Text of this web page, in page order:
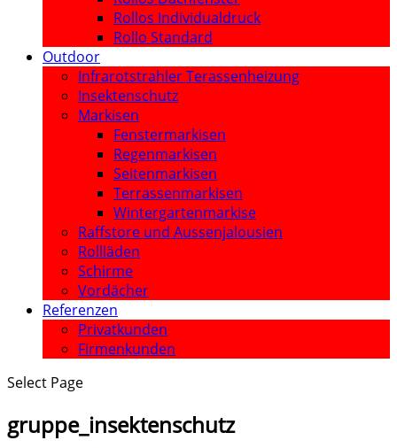
Rollos Individualdruck
Rollo Standard
Outdoor
Infrarotstrahler Terassenheizung
Insektenschutz
Markisen
Fenstermarkisen
Regenmarkisen
Seitenmarkisen
Terrassenmarkisen
Wintergartenmarkise
Raffstore und Aussenjalousien
Rollläden
Schirme
Vordächer
Referenzen
Privatkunden
Firmenkunden
Select Page
gruppe_insektenschutz